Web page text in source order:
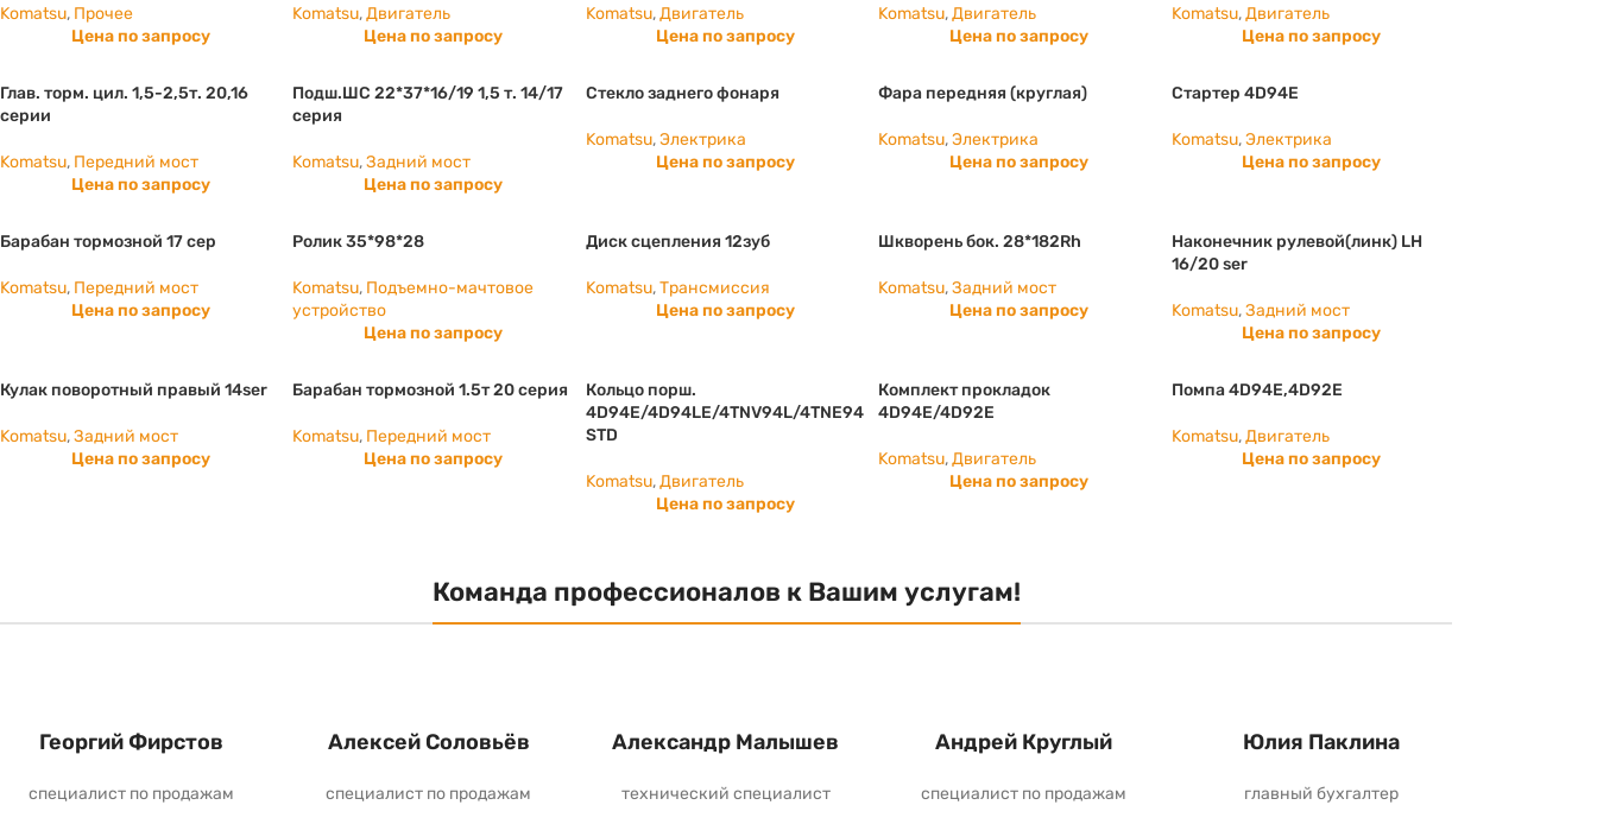
Komatsu, Прочее
Цена по запросу
Komatsu,Двигатель
Цена по запросу
Komatsu,Двигатель
Цена по запросу
Komatsu,Двигатель
Цена по запросу
Komatsu, Двигатель
Цена по запросу
Глав. торм. цил. 1,5-2,5т. 20,16
серии
Komatsu, Передний мост
Цена по запросу
Подш.ШС 22*37*16/19 1,5 т. 14/17
серия
Komatsu,Задний мост
Цена по запросу
Стекло заднего фонаря
Komatsu,Электрика
Цена по запросу
Фара передняя (круглая)
Komatsu,Электрика
Цена по запросу
Стартер 4D94E
Komatsu, Электрика
Цена по запросу
Барабан тормозной 17 сер
Komatsu, Передний мост
Цена по запросу
Ролик 35*98*28
Komatsu, Подъемно-мачтовое
устройство
Цена по запросу
Диск сцепления 12зуб
Komatsu,Трансмиссия
Цена по запросу
Шкворень бок. 28*182Rh
Komatsu,Задний мост
Цена по запросу
Наконечник рулевой(линк) LH
16/20 ser
Komatsu, Задний мост
Цена по запросу
Кулак поворотный правый 14ser
Komatsu,Задний мост
Цена по запросу
Барабан тормозной 1.5т 20 серия
Komatsu, Передний мост
Цена по запросу
Кольцо порш.
4D94E/4D94LE/4TNV94L/4TNE94
STD
Komatsu,Двигатель
Цена по запросу
Комплект прокладок
4D94E/4D92E
Komatsu,Двигатель
Цена по запросу
Помпа 4D94E,4D92E
Komatsu, Двигатель
Цена по запросу
Команда профессионалов к Вашим услугам!
Георгий Фирстов
специалист по продажам
Алексей Соловьёв
специалист по продажам
Александр Малышев
технический специалист
Андрей Круглый
специалист по продажам
Юлия Паклина
главный бухгалтер